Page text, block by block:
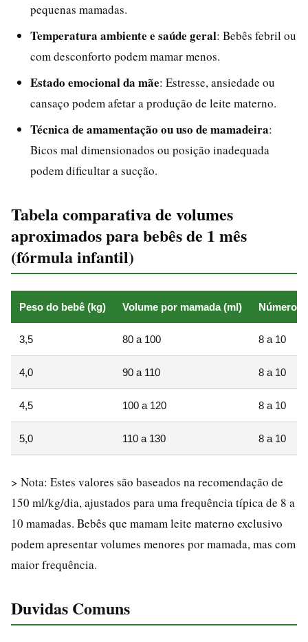
pequenas mamadas.
Temperatura ambiente e saúde geral: Bebês febril ou
com desconforto podem mamar menos.
Estado emocional da mãe: Estresse, ansiedade ou
cansaço podem afetar a produção de leite materno.
Técnica de amamentação ou uso de mamadeira:
Bicos mal dimensionados ou posição inadequada
podem dificultar a sucção.
Tabela comparativa de volumes
aproximados para bebês de 1 mês
(fórmula infantil)
Peso do bebê (kg) Volume por mamada (ml) Número
3,5 80 a 100 8 a 10
4,0 90 a 110 8 a 10
4,5 100 a 120 8 a 10
5,0 110 a 130 8 a 10
> Nota: Estes valores são baseados na recomendação de
150 ml/kg/dia, ajustados para uma frequência típica de 8 a
10 mamadas. Bebês que mamam leite materno exclusivo
podem apresentar volumes menores por mamada, mas com
maior frequência.
Duvidas Comuns